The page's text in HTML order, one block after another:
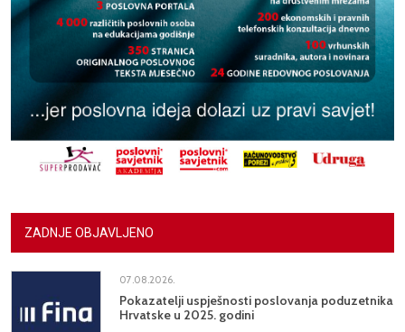
ZADNJE OBJAVLJENO
07.08.2026.
Pokazatelji uspješnosti poslovanja poduzetnika
Hrvatske u 2025. godini